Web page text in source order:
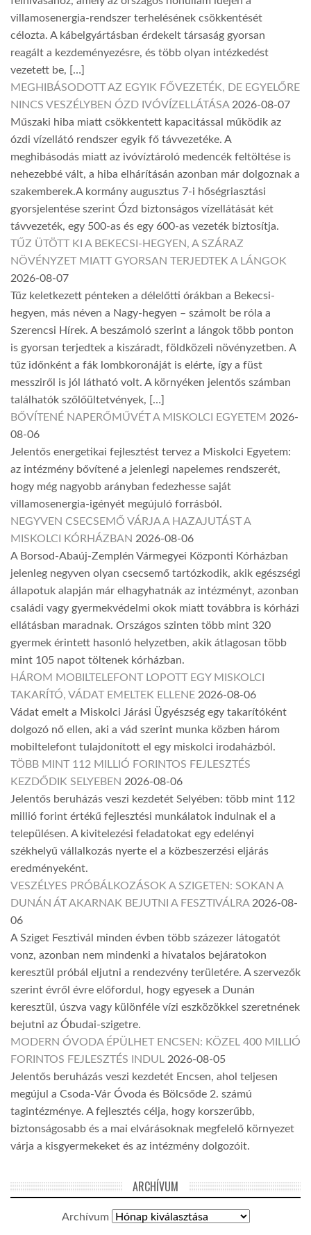
villamosenergia-rendszer terhelésének csökkentését
célozta. A kábelgyártásban érdekelt társaság gyorsan
reagált a kezdeményezésre, és több olyan intézkedést
vezetett be, […]
MEGHIBÁSODOTT AZ EGYIK FŐVEZETÉK, DE EGYELŐRE
NINCS VESZÉLYBEN ÓZD IVÓVÍZELLÁTÁSA 2026-08-07
Műszaki hiba miatt csökkentett kapacitással működik az
ózdi vízellátó rendszer egyik fő távvezetéke. A
meghibásodás miatt az ivóvíztároló medencék feltöltése is
nehezebbé vált, a hiba elhárításán azonban már dolgoznak a
szakemberek.A kormány augusztus 7-i hőségriasztási
gyorsjelentése szerint Ózd biztonságos vízellátását két
távvezeték, egy 500-as és egy 600-as vezeték biztosítja.
TŰZ ÜTÖTT KI A BEKECSI-HEGYEN, A SZÁRAZ
NÖVÉNYZET MIATT GYORSAN TERJEDTEK A LÁNGOK
2026-08-07
Tűz keletkezett pénteken a délelőtti órákban a Bekecsi-
hegyen, más néven a Nagy-hegyen – számolt be róla a
Szerencsi Hírek. A beszámoló szerint a lángok több ponton
is gyorsan terjedtek a kiszáradt, földközeli növényzetben. A
tűz időnként a fák lombkoronáját is elérte, így a füst
messziről is jól látható volt. A környéken jelentős számban
találhatók szőlőültetvények, […]
BŐVÍTENÉ NAPERŐMŰVÉT A MISKOLCI EGYETEM 2026-
08-06
Jelentős energetikai fejlesztést tervez a Miskolci Egyetem:
az intézmény bővítené a jelenlegi napelemes rendszerét,
hogy még nagyobb arányban fedezhesse saját
villamosenergia-igényét megújuló forrásból.
NEGYVEN CSECSEMŐ VÁRJA A HAZAJUTÁST A
MISKOLCI KÓRHÁZBAN 2026-08-06
A Borsod-Abaúj-Zemplén Vármegyei Központi Kórházban
jelenleg negyven olyan csecsemő tartózkodik, akik egészségi
állapotuk alapján már elhagyhatnák az intézményt, azonban
családi vagy gyermekvédelmi okok miatt továbbra is kórházi
ellátásban maradnak. Országos szinten több mint 320
gyermek érintett hasonló helyzetben, akik átlagosan több
mint 105 napot töltenek kórházban.
HÁROM MOBILTELEFONT LOPOTT EGY MISKOLCI
TAKARÍTÓ, VÁDAT EMELTEK ELLENE 2026-08-06
Vádat emelt a Miskolci Járási Ügyészség egy takarítóként
dolgozó nő ellen, aki a vád szerint munka közben három
mobiltelefont tulajdonított el egy miskolci irodaházból.
TÖBB MINT 112 MILLIÓ FORINTOS FEJLESZTÉS
KEZDŐDIK SELYEBEN 2026-08-06
Jelentős beruházás veszi kezdetét Selyében: több mint 112
millió forint értékű fejlesztési munkálatok indulnak el a
településen. A kivitelezési feladatokat egy edelényi
székhelyű vállalkozás nyerte el a közbeszerzési eljárás
eredményeként.
VESZÉLYES PRÓBÁLKOZÁSOK A SZIGETEN: SOKAN A
DUNÁN ÁT AKARNAK BEJUTNI A FESZTIVÁLRA 2026-08-
06
A Sziget Fesztivál minden évben több százezer látogatót
vonz, azonban nem mindenki a hivatalos bejáratokon
keresztül próbál eljutni a rendezvény területére. A szervezők
szerint évről évre előfordul, hogy egyesek a Dunán
keresztül, úszva vagy különféle vízi eszközökkel szeretnének
bejutni az Óbudai-szigetre.
MODERN ÓVODA ÉPÜLHET ENCSEN: KÖZEL 400 MILLIÓ
FORINTOS FEJLESZTÉS INDUL 2026-08-05
Jelentős beruházás veszi kezdetét Encsen, ahol teljesen
megújul a Csoda-Vár Óvoda és Bölcsőde 2. számú
tagintézménye. A fejlesztés célja, hogy korszerűbb,
biztonságosabb és a mai elvárásoknak megfelelő környezet
várja a kisgyermekeket és az intézmény dolgozóit.
ARCHÍVUM
Archívum